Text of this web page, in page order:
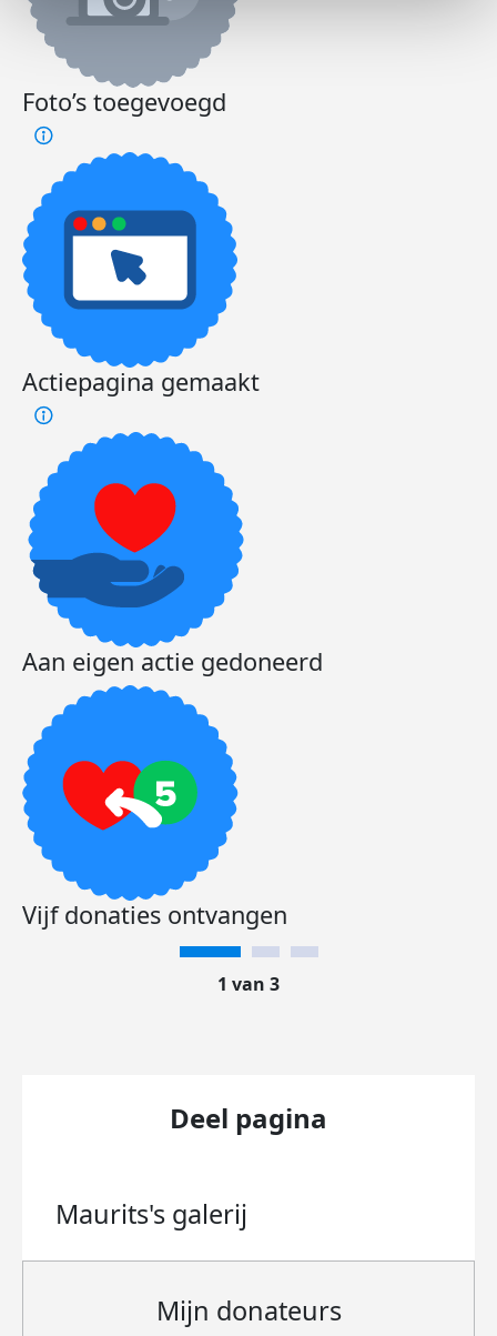
Foto’s toegevoegd
Actiepagina gemaakt
Aan eigen actie gedoneerd
Vijf donaties ontvangen
1 van 3
Deel pagina
Maurits's galerij
Mijn donateurs